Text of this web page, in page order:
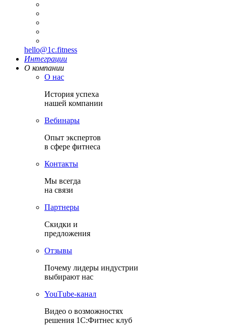
hello@1c.fitness
Интеграции
О компании
О нас
История успеха
нашей компании
Вебинары
Опыт экспертов
в сфере фитнеса
Контакты
Мы всегда
на связи
Партнеры
Скидки и
предложения
Отзывы
Почему лидеры индустрии
выбирают нас
YouТube-канал
Видео о возможностях
решения 1С:Фитнес клуб